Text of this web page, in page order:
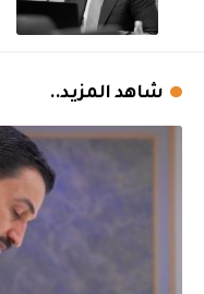
شاهد المزيد..